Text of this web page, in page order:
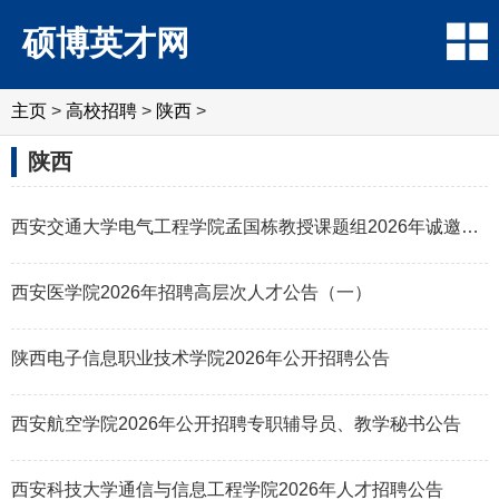
硕博英才网
主页 > 高校招聘 > 陕西 >
陕西
西安交通大学电气工程学院孟国栋教授课题组2026年诚邀优秀青年人才加盟
西安医学院2026年招聘高层次人才公告（一）
陕西电子信息职业技术学院2026年公开招聘公告
西安航空学院2026年公开招聘专职辅导员、教学秘书公告
西安科技大学通信与信息工程学院2026年人才招聘公告